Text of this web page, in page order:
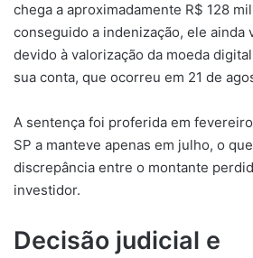
chega a aproximadamente R$ 128
conseguido a indenização, ele ainda
devido à valorização da moeda
sua conta, que ocorreu em 21 de
A sentença foi proferida em
SP a manteve apenas em julho, o
discrepância entre o montante
investidor.
Decisão judicial e